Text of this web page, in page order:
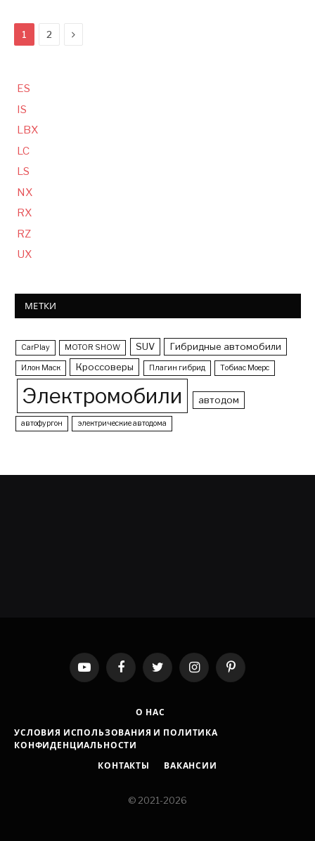
1 2 Следующая
ES
IS
LBX
LC
LS
NX
RX
RZ
UX
МЕТКИ
CarPlay MOTOR SHOW SUV Гибридные автомобили
Илон Маск Кроссоверы Плагин гибрид Тобиас Моерс
Электромобили автодом
автофургон электрические автодома
YouTubeFacebookTwitter InstagramPinterest
О НАС
УСЛОВИЯ ИСПОЛЬЗОВАНИЯ И ПОЛИТИКА
КОНФИДЕНЦИАЛЬНОСТИ
КОНТАКТЫ
ВАКАНСИИ
© 2021-2026